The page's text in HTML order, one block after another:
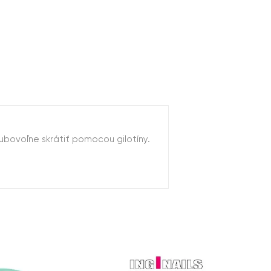
skrátiť pomocou gilotíny.